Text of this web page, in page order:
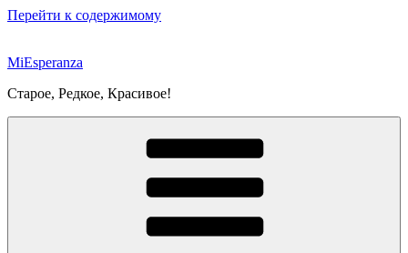
Перейти к содержимому
MiEsperanza
Старое, Редкое, Красивое!